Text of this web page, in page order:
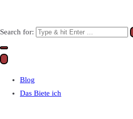
Search for:
Blog
Das Biete ich